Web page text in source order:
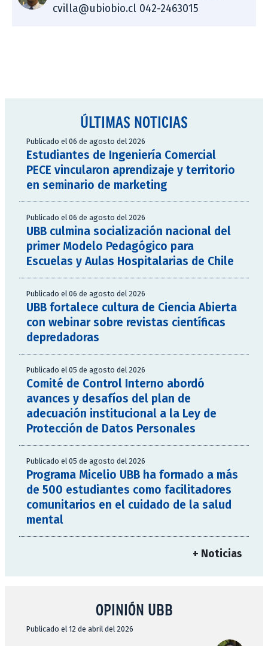
cvilla@ubiobio.cl 042-2463015
ÚLTIMAS NOTICIAS
Publicado el 06 de agosto del 2026
Estudiantes de Ingeniería Comercial
PECE vincularon aprendizaje y territorio
en seminario de marketing
Publicado el 06 de agosto del 2026
UBB culmina socialización nacional del
primer Modelo Pedagógico para
Escuelas y Aulas Hospitalarias de Chile
Publicado el 06 de agosto del 2026
UBB fortalece cultura de Ciencia Abierta
con webinar sobre revistas científicas
depredadoras
Publicado el 05 de agosto del 2026
Comité de Control Interno abordó
avances y desafíos del plan de
adecuación institucional a la Ley de
Protección de Datos Personales
Publicado el 05 de agosto del 2026
Programa Micelio UBB ha formado a más
de 500 estudiantes como facilitadores
comunitarios en el cuidado de la salud
mental
+ Noticias
OPINIÓN UBB
Publicado el 12 de abril del 2026